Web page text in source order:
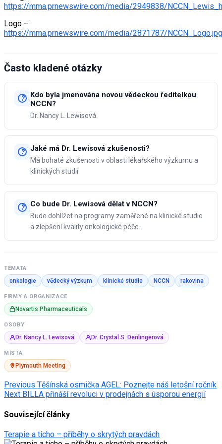
https://mma.prnewswire.com/media/2949838/
Logo –
https://mma.prnewswire.com/media/2871787/NCCN_Logo.jpg
Často kladené otázky
Kdo byla jmenována novou vědeckou ředitelkou
NCCN?
Dr. Nancy L. Lewisová.
Jaké má Dr. Lewisová zkušenosti?
Má bohaté zkušenosti v oblasti lékařského výzkumu a
klinických studií.
Co bude Dr. Lewisová dělat v NCCN?
Bude dohlížet na programy zaměřené na klinické studie
a zlepšení kvality onkologické péče.
TÉMATA
onkologie vědecký výzkum klinické studie NCCN rakovina
FIRMY A ORGANIZACE
Novartis Pharmaceuticals
OSOBY
Dr. Nancy L. Lewisová Dr. Crystal S. Denlingerová
MÍSTA
Plymouth Meeting
Post
navigation
Previous Těšínská osmička AGEL: Poznejte náš letošní ročník
Next BILLA přináší revoluci v prodejnách s úsporou energií
Související články
Terapie a ticho – příběhy o skrytých pravdách